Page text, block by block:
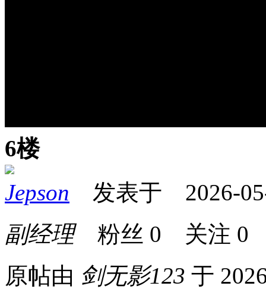
6楼
Jepson 发表于 2026-
副经理粉丝 0 关注 0
原帖由 剑无影123 于